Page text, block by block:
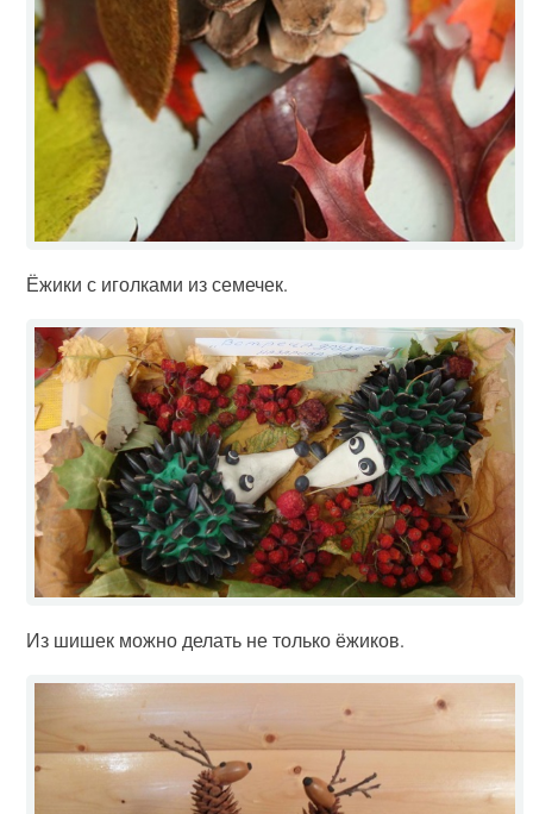
Ёжики с иголками из семечек.
Из шишек можно делать не только ёжиков.